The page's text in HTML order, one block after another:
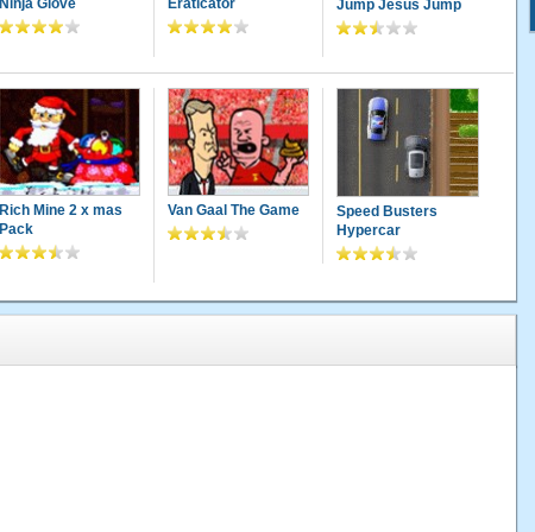
Ninja Glove Eraticator Jump Jesus Jump
Rich Mine 2 x mas
Pack
Van Gaal The Game
Speed Busters
Hypercar